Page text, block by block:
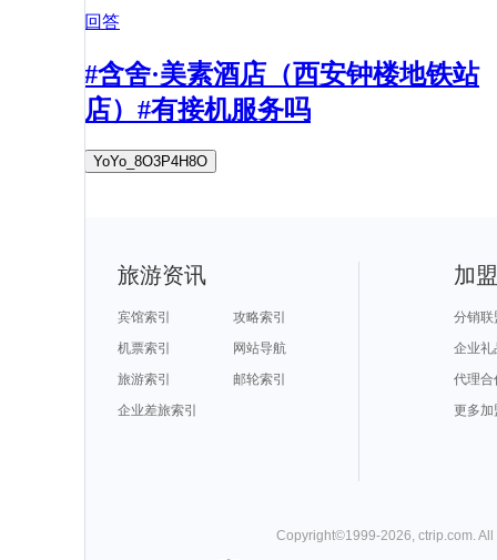
回答
#含舍·美素酒店（西安钟楼地铁站
店）#有接机服务吗
YoYo_8O3P4H8O
旅游资讯
宾馆索引
攻略索引
机票索引
网站导航
旅游索引
邮轮索引
企业差旅索引
加
分销联
企业礼
代理合
更多加
Copyright©1999-2026, ctrip.com.